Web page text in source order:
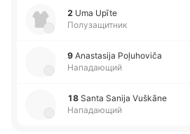
2 Uma Upīte
Полузащитник
9 Anastasija Poļuhoviča
Нападающий
18 Santa Sanija Vuškāne
Нападающий